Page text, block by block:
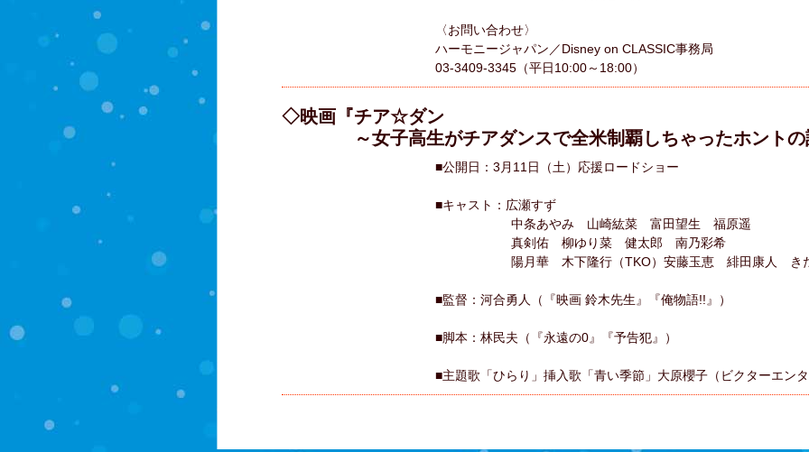
〈お問い合わせ〉
ハーモニージャパン／Disney on CLASSIC事務局
03-3409-3345（平日10:00～18:00）
◇映画『チア☆ダン
～女子高生がチアダンスで全米制覇しちゃったホントの
■公開日：3月11日（土）応援ロードショー
■キャスト：広瀬すず
中条あやみ 山崎紘菜 富田望生 福原遥
真剣佑 柳ゆり菜 健太郎 南乃彩希
陽月華 木下隆行（TKO）安藤玉恵 緋田康人 きた
■監督：河合勇人（『映画 鈴木先生』『俺物語!!』）
■脚本：林民夫（『永遠の0』『予告犯』）
■主題歌「ひらり」挿入歌「青い季節」大原櫻子（ビクターエン